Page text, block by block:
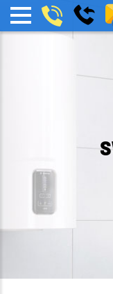
МЕНЮ
звонок